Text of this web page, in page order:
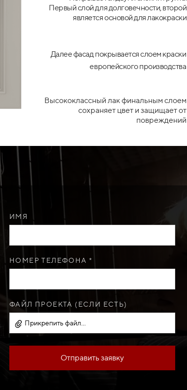
Первый слой для долговечности, второй
является основой для лакокраски
Далее фасад покрывается слоем краски
европейского производства
Высококлассный лак финальным слоем
сохраняет цвет и защищает от
повреждений
ИМЯ
НОМЕР ТЕЛЕФОНА *
ФАЙЛ ПРОЕКТА (ЕСЛИ ЕСТЬ)
Прикрепить файл...
Отправить заявку